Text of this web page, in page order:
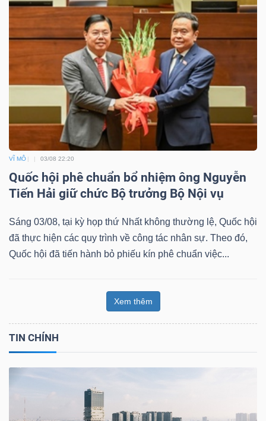
VĨ MÔ 03/08 22:20
Quốc hội phê chuẩn bổ nhiệm ông Nguyễn
Tiến Hải giữ chức Bộ trưởng Bộ Nội vụ
Sáng 03/08, tại kỳ họp thứ Nhất không thường lệ, Quốc hội
đã thực hiện các quy trình về công tác nhân sự. Theo đó,
Quốc hội đã tiến hành bỏ phiếu kín phê chuẩn việc...
Xem thêm
TIN CHÍNH